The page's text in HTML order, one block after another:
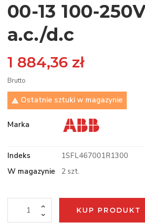
00-13 100-
a.c./d.c
1 884,36 zł
Brutto
 Ostatnie sztuki w magazynie
Marka
Indeks
1SFL467001R1300
W magazynie
2 szt.
KUP PRODUKT